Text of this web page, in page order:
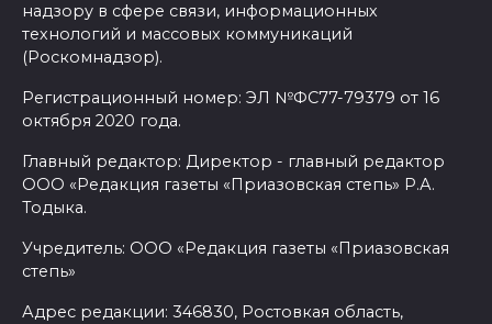
надзору в сфере связи, информационных
технологий и массовых коммуникаций
(Роскомнадзор).
Регистрационный номер: ЭЛ №ФС77-79379 от 16
октября 2020 года.
Главный редактор: Директор - главный редактор
ООО «Редакция газеты «Приазовская степь» Р.А.
Тодыка.
Учредитель: ООО «Редакция газеты «Приазовская
степь»
Адрес редакции: 346830, Ростовкая область,